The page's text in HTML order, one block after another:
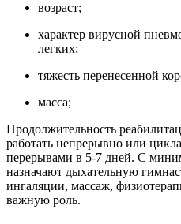
возраст;
характер вирусной
легких;
тяжесть перенесенной
масса;
Продолжительность
работать непрерывно или
перерывами в 5-7 дней. С
назначают дыхательную
ингаляции, массаж,
важную роль.